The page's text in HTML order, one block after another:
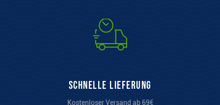
Schnelle Lieferung
Kostenloser Versand ab 69€